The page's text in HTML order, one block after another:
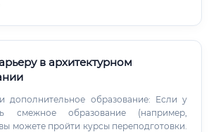
в архитектурном
дополнительное образование: Если у
смежное образование (например,
можете пройти курсы переподготовки.